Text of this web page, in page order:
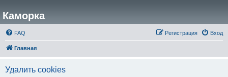
Каморка
FAQ Вход
Регистрация
Главная
Удалить cookies